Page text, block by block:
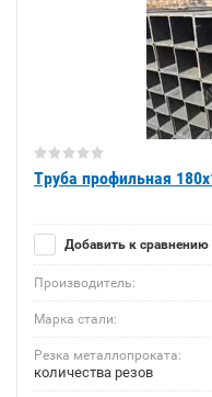
Труба профильная
Добавить к сравнению
Производитель:
Марка стали:
Резка металлопроката:
количества резов